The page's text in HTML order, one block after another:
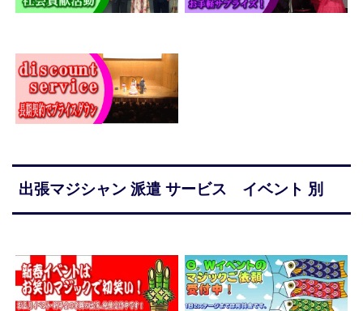
出張マジシャン 派遣 サービス イベント 別